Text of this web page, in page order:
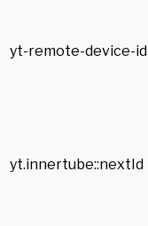
yt-remote-device-id
yt.innertube::nextId